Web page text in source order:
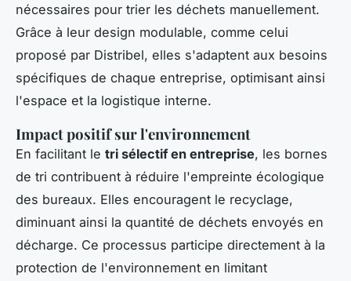
nécessaires pour trier les déchets manuellement.
Grâce à leur design modulable, comme celui
proposé par Distribel, elles s'adaptent aux besoins
spécifiques de chaque entreprise, optimisant ainsi
l'espace et la logistique interne.
Impact positif sur l'environnement
En facilitant le tri sélectif en entreprise, les bornes
de tri contribuent à réduire l'empreinte écologique
des bureaux. Elles encouragent le recyclage,
diminuant ainsi la quantité de déchets envoyés en
décharge. Ce processus participe directement à la
protection de l'environnement en limitant